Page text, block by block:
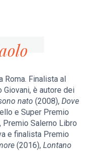
Roma. Finalista al
è autore dei
nato (2008), Dove
e Super Premio
Premio Salerno Libro
e finalista Premio
(2016), Lontano